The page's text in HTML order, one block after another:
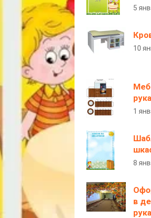
5
10
1
8
в